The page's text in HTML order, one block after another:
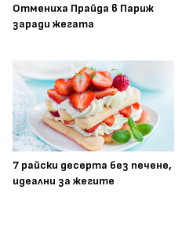
Отмениха Прайда в Париж
заради жегата
7 райски десерта без печене,
идеални за жегите